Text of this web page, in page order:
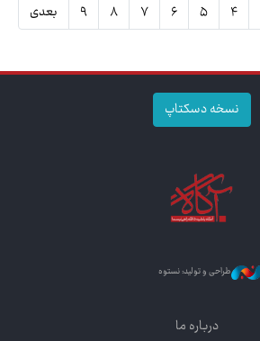
۴ ۵ ۶ ۷ ۸ ۹ بعدی
نسخه دسکتاپ
طراحی و تولید: نستوه
درباره ما